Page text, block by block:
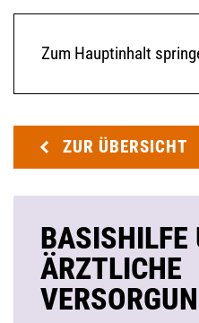
Zum Hauptinhalt
ZUR ÜBERSICHT
BASISHILFE
ÄRZTLICHE